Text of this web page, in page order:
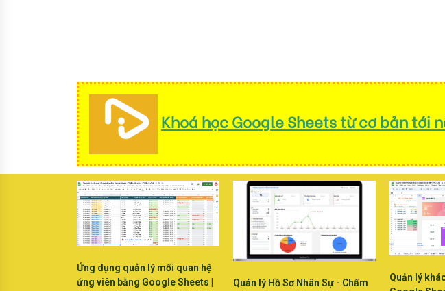
Khoá học Google Sheets từ cơ bản tới
Ứng dụng quản lý mối quan hệ
ứng viên bằng Google Sheets |
Quản lý Hồ Sơ Nhân Sự - Chấm
Quản lý